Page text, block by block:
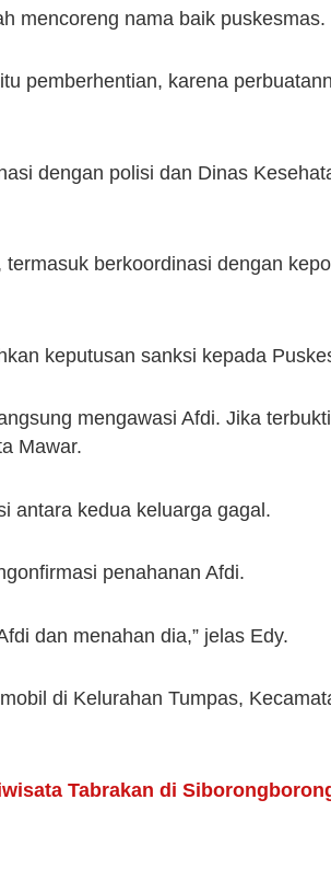
mencoreng nama baik puskesmas.
pemberhentian, karena
dengan polisi dan Dinas
berkoordinasi dengan
keputusan sanksi kepada
mengawasi Afdi. Jika
Mawar.
antara kedua keluarga gagal.
penahanan Afdi.
dan menahan dia,” jelas Edy.
di Kelurahan Tumpas,
Tabrakan di